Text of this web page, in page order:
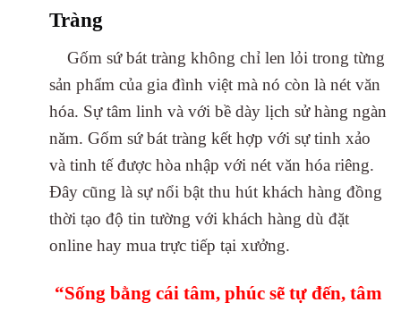
Tràng
Gốm sứ bát tràng không chỉ len lỏi trong từng
sản phẩm của gia đình việt mà nó còn là nét văn
hóa. Sự tâm linh và với bề dày lịch sử hàng ngàn
năm. Gốm sứ bát tràng kết hợp với sự tinh xảo
và tinh tế được hòa nhập với nét văn hóa riêng.
Đây cũng là sự nổi bật thu hút khách hàng đồng
thời tạo độ tin tường với khách hàng dù đặt
online hay mua trực tiếp tại xưởng.
“Sống bằng cái tâm, phúc sẽ tự đến, tâm